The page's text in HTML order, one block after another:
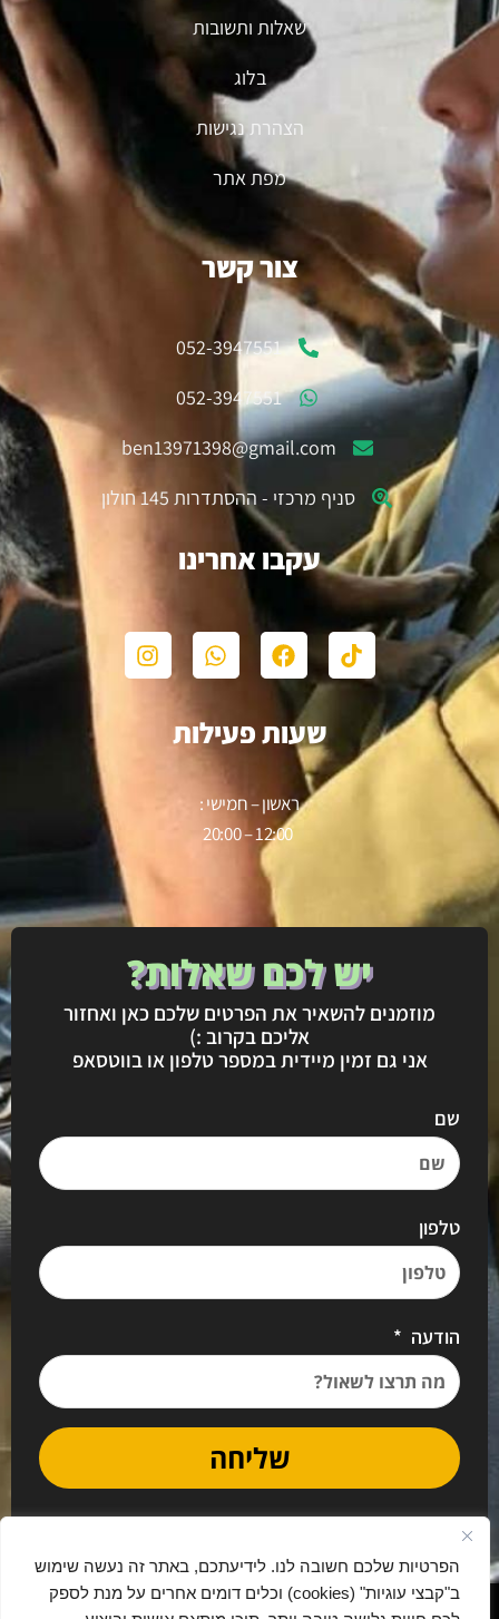
הפרטיות שלכם חשובה לנו. לידיעתכם, באתר זה נעשה שימוש
ב"קבצי עוגיות" (cookies) וכלים דומים אחרים על מנת לספק
יש לכם שאלות?
מוזמנים להשאיר את הפרטים שלכם כאן ואחזור
אליכם בקרוב :)
אני גם זמין מיידית במספר טלפון או בווטסאפ
שם
טלפון
הודעה
שליחה
צור קשר
052-3947551
052-3947551
ben13971398@gmail.com
סניף מרכזי - ההסתדרות 145 חולון
עקבו אחרינו
שעות פעילות
ראשון – חמישי :
שאלות ותשובות
בלוג
הצהרת נגישות
מפת אתר